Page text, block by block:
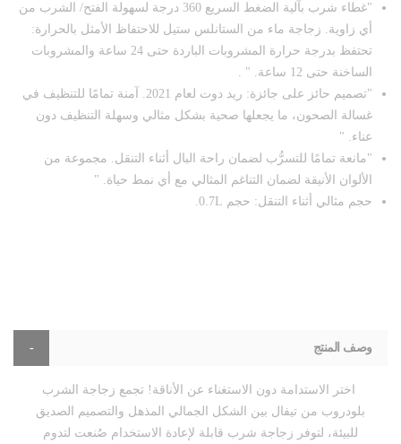
"غطاء شرب بآلية الضغط السريع 360 درجة لسهولة الفتح/ الشرب من
أي زاوية. زجاجة ماء من الستانلس ستيل للاحتفاظ الأمثل بالحرارة:
تحتفظ بدرجة حرارة المشروبات الباردة حتى 24 ساعة والمشروبات
الساخنة حتى 12 ساعة. " .
"تصميم حائز على جائزة: ريد دوت لعام 2021. آمنة تمامًا للتنظيف في
غسالة الصحون، ما يجعلها صحية بشكل مثالي وسهلة التنظيف دون
عناء. "
"مانعة تمامًا للتسرُّب لضمان راحة البال أثناء التنقل. مجموعة من
الألوان الأنيقة لضمان التناغم المثالي مع أي نمط حياة. "
حجم مثالي أثناء التنقل: حجم 0.7L.
وصف المنتج
اختر الاستدامة دون الاستغناء عن الأناقة! تجمع زجاجة الشرب
بلودروب من تيفال بين الشكل الجمالي المذهل والتصميم الصديق
للبيئة، لتوفر زجاجة شرب قابلة لإعادة الاستخدام صُنعت لتدوم